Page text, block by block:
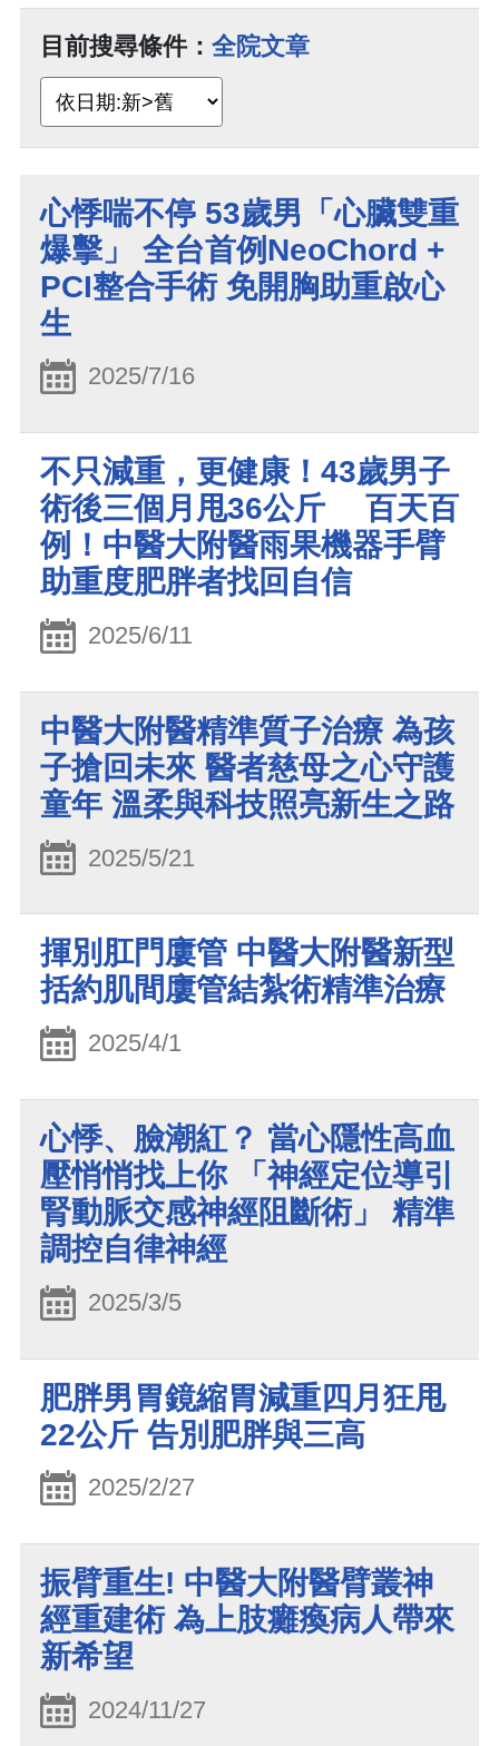
目前搜尋條件： 全院文章
心悸喘不停 53歲男「心臟雙重
爆擊」 全台首例NeoChord +
PCI整合手術 免開胸助重啟心
生
2025/7/16
不只減重，更健康！43歲男子
術後三個月甩36公斤 百天百
例！中醫大附醫雨果機器手臂
助重度肥胖者找回自信
2025/6/11
中醫大附醫精準質子治療 為孩
子搶回未來 醫者慈母之心守護
童年 溫柔與科技照亮新生之路
2025/5/21
揮別肛門廔管 中醫大附醫新型
括約肌間廔管結紮術精準治療
2025/4/1
心悸、臉潮紅？ 當心隱性高血
壓悄悄找上你 「神經定位導引
腎動脈交感神經阻斷術」 精準
調控自律神經
2025/3/5
肥胖男胃鏡縮胃減重四月狂甩
22公斤 告別肥胖與三高
2025/2/27
振臂重生! 中醫大附醫臂叢神
經重建術 為上肢癱瘓病人帶來
新希望
2024/11/27